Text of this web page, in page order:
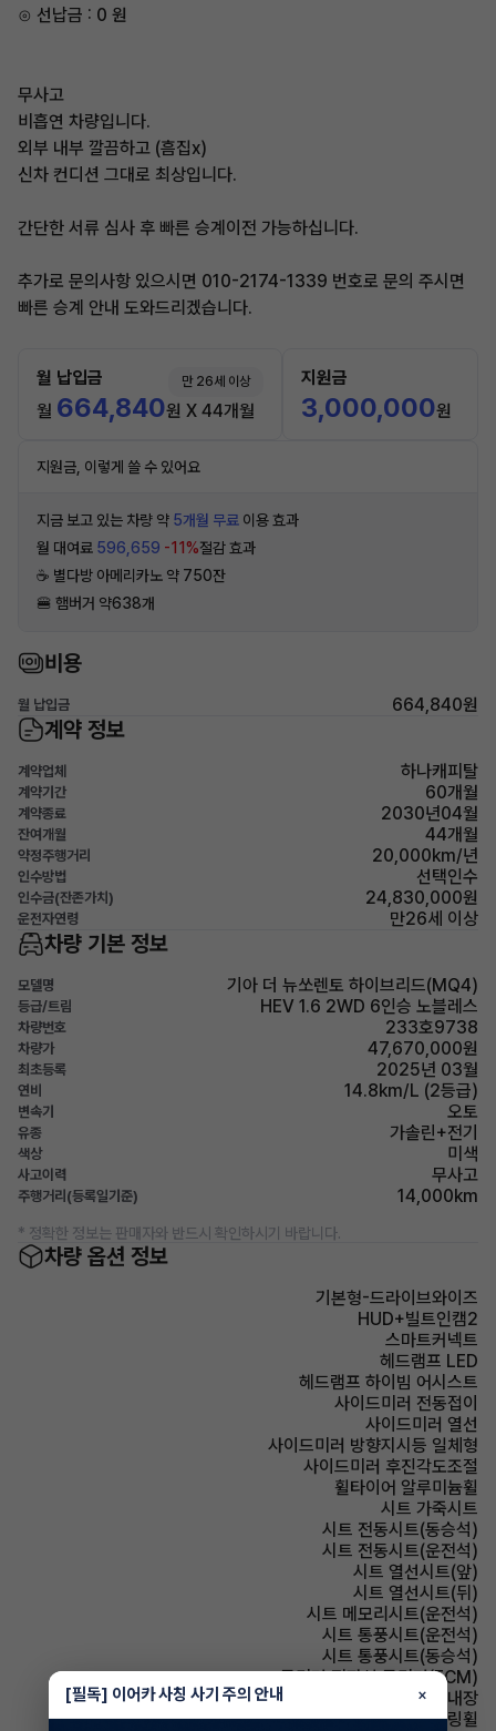
⊙ 선납금 : 0 원
무사고
비흡연 차량입니다.
외부 내부 깔끔하고 (흠집x)
신차 컨디션 그대로 최상입니다.
간단한 서류 심사 후 빠른 승계이전 가능하십니다.
추가로 문의사항 있으시면 010-2174-1339 번호로 문의 주시면
빠른 승계 안내 도와드리겠습니다.
월 납입금 만 26세 이상
월 664,840원 X 44개월
지원금
3,000,000원
지원금, 이렇게 쓸 수 있어요
지금 보고 있는 차량 약 5개월 무료 이용 효과
월 대여료 596,659 -11%절감 효과
☕️ 별다방 아메리카노 약 750잔
🍔 햄버거 약638개
비용
월 납입금 664,840원
계약 정보
계약업체 하나캐피탈
계약기간 60개월
계약종료 2030년04월
잔여개월 44개월
약정주행거리 20,000km/년
인수방법 선택인수
인수금(잔존가치) 24,830,000원
운전자연령 만26세 이상
차량 기본 정보
모델명 기아 더 뉴쏘렌토 하이브리드(MQ4)
등급/트림 HEV 1.6 2WD 6인승 노블레스
차량번호 233호9738
차량가 47,670,000원
최초등록 2025년 03월
연비 14.8km/L (2등급)
변속기 오토
유종 가솔린+전기
색상 미색
사고이력 무사고
주행거리(등록일기준) 14,000km
* 정확한 정보는 판매자와 반드시 확인하시기 바랍니다.
차량 옵션 정보
기본형-드라이브와이즈
HUD+빌트인캠2
스마트커넥트
헤드램프 LED
헤드램프 하이빔 어시스트
사이드미러 전동접이
사이드미러 열선
사이드미러 방향지시등 일체형
사이드미러 후진각도조절
휠타이어 알루미늄휠
시트 가죽시트
시트 전동시트(동승석)
시트 전동시트(운전석)
시트 열선시트(앞)
시트 열선시트(뒤)
시트 메모리시트(운전석)
시트 통풍시트(운전석)
시트 통풍시트(동승석)
룸미러 전자식 룸미러(ECM)
룸미러 하이패스 내장
스티어링휠 가죽스티어링휠
[필독] 이어카 사칭 사기 주의 안내 ×